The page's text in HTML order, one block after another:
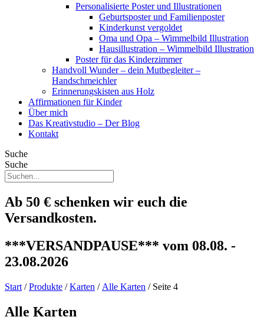
Personalisierte Poster und Illustrationen
Geburtsposter und Familienposter
Kinderkunst vergoldet
Oma und Opa – Wimmelbild Illustration
Hausillustration – Wimmelbild Illustration
Poster für das Kinderzimmer
Handvoll Wunder – dein Mutbegleiter –
Handschmeichler
Erinnerungskisten aus Holz
Affirmationen für Kinder
Über mich
Das Kreativstudio – Der Blog
Kontakt
Suche
Suche
Ab 50 € schenken wir euch die
Versandkosten.
***VERSANDPAUSE*** vom 08.08. -
23.08.2026
Start /Produkte /Karten / Alle Karten / Seite 4
Alle Karten